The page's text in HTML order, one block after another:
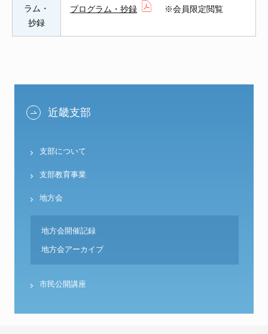
ラム・
抄録
プログラム・抄録 ※会員限定閲覧
近畿支部
支部について
支部教育事業
地方会
地方会開催記録
地方会アーカイブ
市民公開講座